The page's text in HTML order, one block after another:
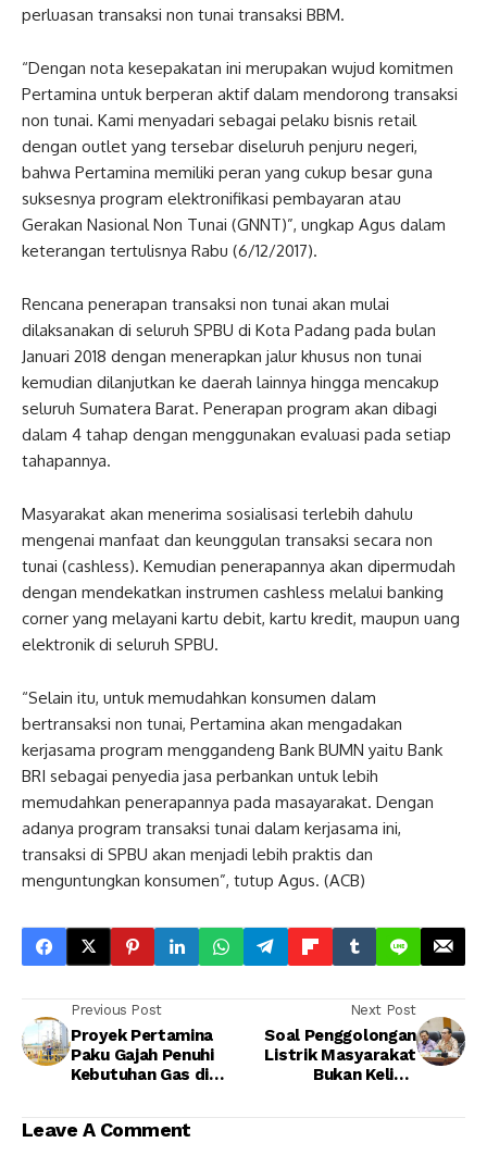
perluasan transaksi non tunai transaksi BBM.
“Dengan nota kesepakatan ini merupakan wujud komitmen
Pertamina untuk berperan aktif dalam mendorong transaksi
non tunai. Kami menyadari sebagai pelaku bisnis retail
dengan outlet yang tersebar diseluruh penjuru negeri,
bahwa Pertamina memiliki peran yang cukup besar guna
suksesnya program elektronifikasi pembayaran atau
Gerakan Nasional Non Tunai (GNNT)”, ungkap Agus dalam
keterangan tertulisnya Rabu (6/12/2017).
Rencana penerapan transaksi non tunai akan mulai
dilaksanakan di seluruh SPBU di Kota Padang pada bulan
Januari 2018 dengan menerapkan jalur khusus non tunai
kemudian dilanjutkan ke daerah lainnya hingga mencakup
seluruh Sumatera Barat. Penerapan program akan dibagi
dalam 4 tahap dengan menggunakan evaluasi pada setiap
tahapannya.
Masyarakat akan menerima sosialisasi terlebih dahulu
mengenai manfaat dan keunggulan transaksi secara non
tunai (cashless). Kemudian penerapannya akan dipermudah
dengan mendekatkan instrumen cashless melalui banking
corner yang melayani kartu debit, kartu kredit, maupun uang
elektronik di seluruh SPBU.
“Selain itu, untuk memudahkan konsumen dalam
bertransaksi non tunai, Pertamina akan mengadakan
kerjasama program menggandeng Bank BUMN yaitu Bank
BRI sebagai penyedia jasa perbankan untuk lebih
memudahkan penerapannya pada masayarakat. Dengan
adanya program transaksi tunai dalam kerjasama ini,
transaksi di SPBU akan menjadi lebih praktis dan
menguntungkan konsumen”, tutup Agus. (ACB)
Previous Post
Proyek Pertamina
Paku Gajah Penuhi
Kebutuhan Gas di
Next Post
Soal Penggolongan
Listrik Masyarakat
Bukan Kelinci
Leave A Comment